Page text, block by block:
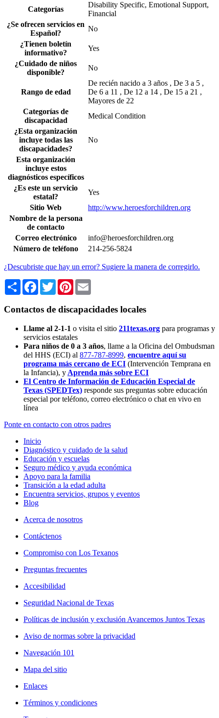
Categorías
Disability Specific, Emotional Support,
Financial
¿Se ofrecen servicios en
Español?
No
¿Tienen boletín
informativo?
Yes
¿Cuidado de niños
disponible?
No
Rango de edad
De recién nacido a 3 años , De 3 a 5 ,
De 6 a 11 , De 12 a 14 , De 15 a 21 ,
Mayores de 22
Categorías de
discapacidad
Medical Condition
¿Esta organización
incluye todas las
discapacidades?
No
Esta organización
incluye estos
diagnósticos específicos
¿Es este un servicio
estatal?
Yes
Sitio Web
http://www.heroesforchildren.org
Nombre de la persona
de contacto
Correo electrónico
info@heroesforchildren.org
Número de teléfono
214-256-5824
¿Descubriste que hay un error? Sugiere la manera de corregirlo.
Share Facebook
TwitterPinterest
Contactos de discapacidades locales
Llame al 2-1-1 o visita el sitio 211texas.org para programas y
servicios estatales
Para niños de 0 a 3 años, llame a la Oficina del Ombudsman
del HHS (ECI) al 877-787-8999, encuentre aquí su
programa más cercano de ECI (Intervención Temprana en
la Infancia), y Aprenda más sobre ECI
El Centro de Información de Educación Especial de
Texas (SPEDTex) responde sus preguntas sobre educación
especial por teléfono, correo electrónico o chat en vivo en
línea
Ponte en contacto con otros padres
Inicio
Diagnóstico y cuidado de la salud
Educación y escuelas
Seguro médico y ayuda económica
Apoyo para la familia
Transición a la edad adulta
Encuentra servicios, grupos y eventos
Blog
Acerca de nosotros
Contáctenos
Compromiso con Los Texanos
Preguntas frecuentes
Accesibilidad
Seguridad Nacional de Texas
Políticas de inclusión y exclusión Avancemos Juntos Texas
Aviso de normas sobre la privacidad
Navegación 101
Mapa del sitio
Enlaces
Términos y condiciones